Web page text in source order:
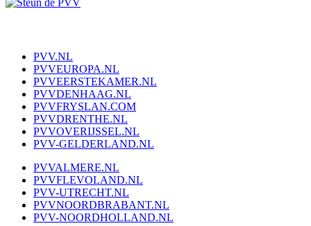
PVV.NL
PVVEUROPA.NL
PVVEERSTEKAMER.NL
PVVDENHAAG.NL
PVVFRYSLAN.COM
PVVDRENTHE.NL
PVVOVERIJSSEL.NL
PVV-GELDERLAND.NL
PVVALMERE.NL
PVVFLEVOLAND.NL
PVV-UTRECHT.NL
PVVNOORDBRABANT.NL
PVV-NOORDHOLLAND.NL